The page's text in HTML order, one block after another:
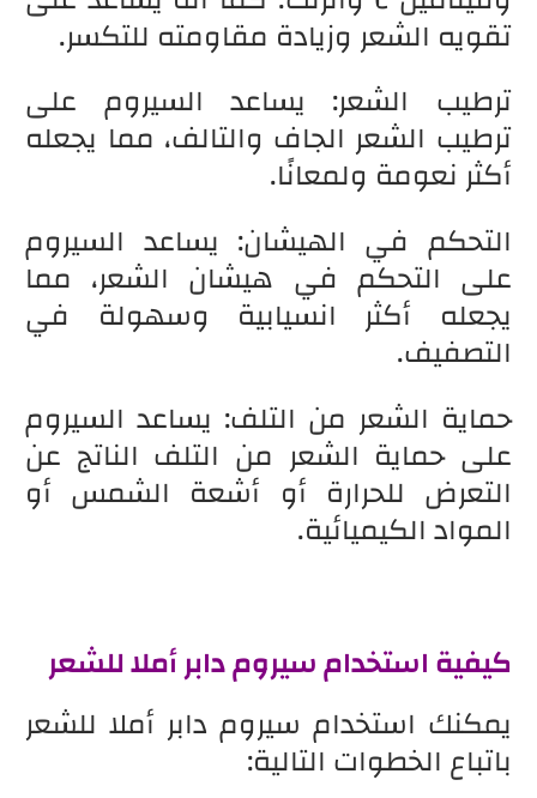
تقويه الشعر وزيادة مقاومته للتكسر.
ترطيب الشعر: يساعد السيروم على
ترطيب الشعر الجاف والتالف، مما يجعله
أكثر نعومة ولمعانًا.
التحكم في الهيشان: يساعد السيروم
على التحكم في هيشان الشعر، مما
يجعله أكثر انسيابية وسهولة في
التصفيف.
حماية الشعر من التلف: يساعد السيروم
على حماية الشعر من التلف الناتج عن
التعرض للحرارة أو أشعة الشمس أو
المواد الكيميائية.
كيفية استخدام سيروم دابر أملا للشعر
يمكنك استخدام سيروم دابر أملا للشعر
باتباع الخطوات التالية: